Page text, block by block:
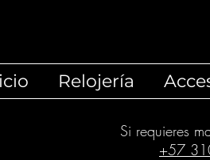
Relojería
Si requieres
+57